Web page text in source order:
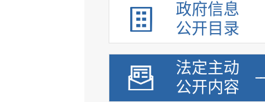
政府信息
公开目录
法定主动
公开内容